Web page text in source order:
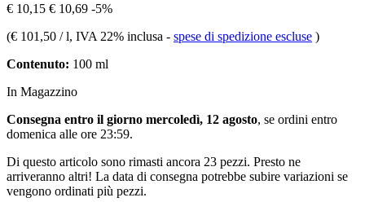
€ 10,15 € 10,69 -5%
(€ 101,50 / l, IVA 22% inclusa - spese di spedizione escluse )
Contenuto: 100 ml
In Magazzino
Consegna entro il giorno mercoledì, 12 agosto, se ordini entro
domenica alle ore 23:59.
Di questo articolo sono rimasti ancora 23 pezzi. Presto ne
arriveranno altri! La data di consegna potrebbe subire variazioni se
vengono ordinati più pezzi.